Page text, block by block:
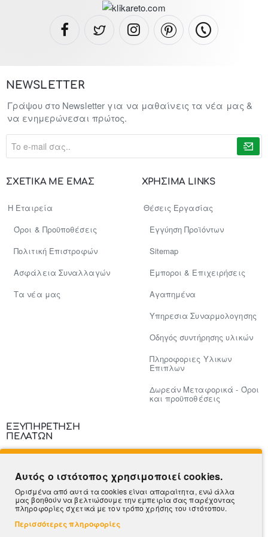
ΣΧΕΤΙΚΑ ΜΕ ΕΜΑΣ
Η Εταιρεία
Όροι & Προϋποθέσεις
Πολιτική Επιστροφών
Ασφάλεια Συναλλαγών
Tα νέα μας
ΧΡΗΣΙΜΑ LINKS
Θέσεις Εργασίας
Εγγύηση Προϊόντων
Sitemap
Έμποροι & Επιχειρήσεις
Αγαπημένα
Υπηρεσια Συναρμολογησης
Οδηγός συντήρησης υλικών
Πληροφοριες Υλικων
Επιπλων
Δωρεάν Μεταφορικά - Όροι
και προϋποθέσεις
ΕΞΥΠΗΡΕΤΗΣΗ
ΠΕΛΑΤΩΝ
Τρόποι Πληρωμής
Πληροφορίες Αποστολής
Ο Λογαριασμός μου
NEWSLETTER
Γράψου στο Newsletter για να μαθαίνεις τα νέα μας &
να ενημερώνεσαι πρώτος.
σας..
Αυτός ο ιστότοπος χρησιμοποιεί cookies.
Ορισμένα από αυτά τα cookies είναι απαραίτητα, ενώ άλλα
μας βοηθούν να βελτιώσουμε την εμπειρία σας παρέχοντας
πληροφορίες σχετικά με τον τρόπο χρήσης του ιστότοπου.
Περισσότερες πληροφορίες